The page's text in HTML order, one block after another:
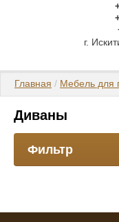
г.
Главная / Мебель для
Диваны
Фильтр